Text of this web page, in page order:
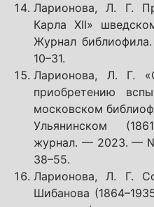
Ларионова, Л. Г.
Карла XII»
Журнал
10–31.
Ларионова, Л. Г.
приобретению
московском
Ульянинском
журнал. — 2023. —
38–55.
Ларионова, Л. Г.
Шибанова